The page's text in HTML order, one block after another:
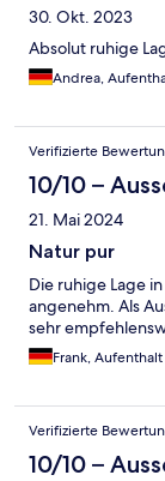
30. Okt. 2023
Absolut ruhige
Andrea,
Verifizierte
10/10 –
21. Mai 2024
Natur pur
Die ruhige Lage
angenehm. Als
sehr
Frank,
Verifizierte
10/10 –